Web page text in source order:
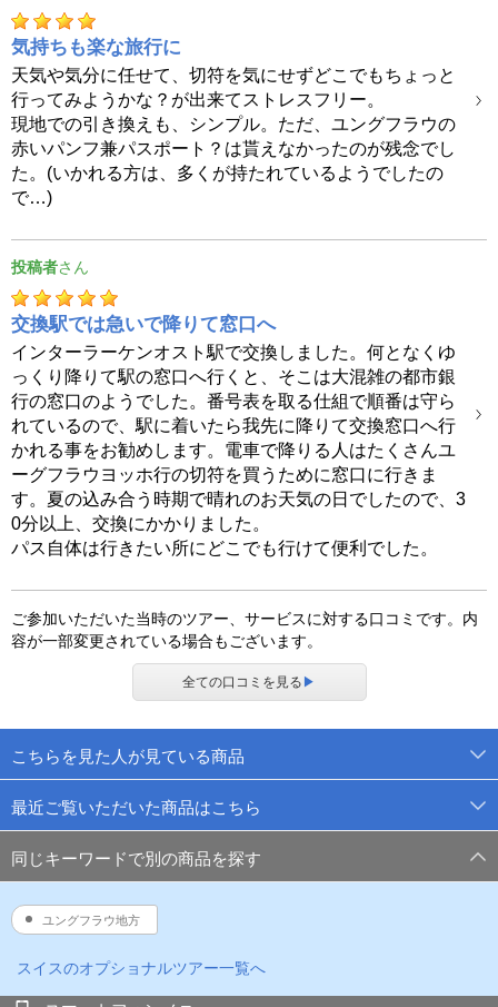
気持ちも楽な旅行に
天気や気分に任せて、切符を気にせずどこでもちょっと
行ってみようかな？が出来てストレスフリー。
現地での引き換えも、シンプル。ただ、ユングフラウの
赤いパンフ兼パスポート？は貰えなかったのが残念でし
た。(いかれる方は、多くが持たれているようでしたの
で…)
投稿者
交換駅では急いで降りて窓口へ
インターラーケンオスト駅で交換しました。何となくゆ
っくり降りて駅の窓口へ行くと、そこは大混雑の都市銀
行の窓口のようでした。番号表を取る仕組で順番は守ら
れているので、駅に着いたら我先に降りて交換窓口へ行
かれる事をお勧めします。電車で降りる人はたくさんユ
ーグフラウヨッホ行の切符を買うために窓口に行きま
す。夏の込み合う時期で晴れのお天気の日でしたので、3
0分以上、交換にかかりました。
パス自体は行きたい所にどこでも行けて便利でした。
ご参加いただいた当時のツアー、サービスに対する口コミです。内
容が一部変更されている場合もございます。
全ての口コミを見る ▶
こちらを見た人が見ている商品
最近ご覧いただいた商品はこちら
同じキーワードで別の商品を探す
ユングフラウ地方
スイスのオプショナルツアー一覧へ